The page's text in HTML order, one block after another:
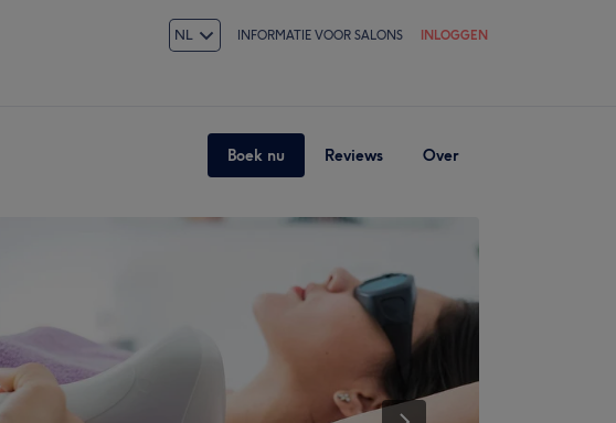
NL INFORMATIE VOOR SALONS INLOGGEN
Boek nu Reviews Over